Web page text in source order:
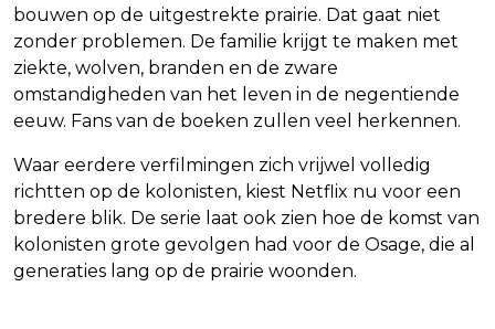
bouwen op de uitgestrekte prairie. Dat gaat niet
zonder problemen. De familie krijgt te maken met
ziekte, wolven, branden en de zware
omstandigheden van het leven in de negentiende
eeuw. Fans van de boeken zullen veel herkennen.
Waar eerdere verfilmingen zich vrijwel volledig
richtten op de kolonisten, kiest Netflix nu voor een
bredere blik. De serie laat ook zien hoe de komst van
kolonisten grote gevolgen had voor de Osage, die al
generaties lang op de prairie woonden.